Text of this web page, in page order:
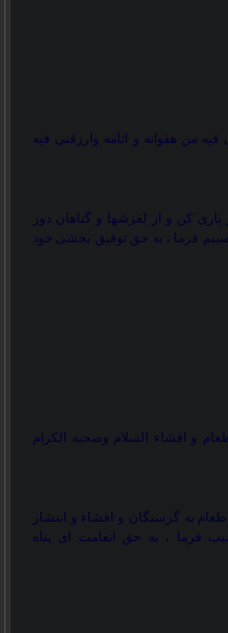
من هفواته و اثامه وارزقنی فیه
یاری کن و از لغزشها و گناهان دور
فرما ، به حق توفیق بخشی خود
و افشاء السلام وصحبه الکرام
به گرسنگان و افشاء و انتشار
فرما ، به حق انعامت ای پناه